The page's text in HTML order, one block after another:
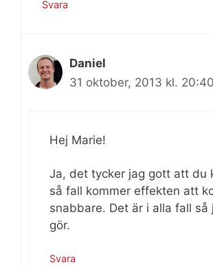
Svara
Daniel
31 oktober, 2013 kl. 20:40
Hej Marie!
Ja, det tycker jag gott att du
så fall kommer effekten att
snabbare. Det är i alla fall så
gör.
Svara